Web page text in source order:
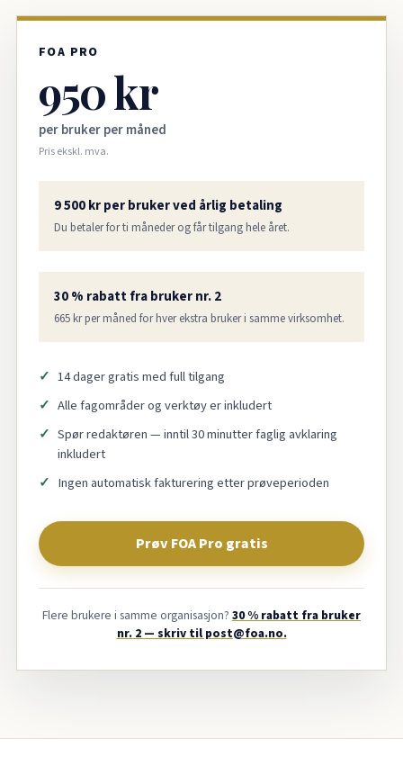
FOA PRO
950 kr
per bruker per måned
Pris ekskl. mva.
9 500 kr per bruker ved årlig betaling
Du betaler for ti måneder og får tilgang hele året.
30 % rabatt fra bruker nr. 2
665 kr per måned for hver ekstra bruker i samme virksomhet.
14 dager gratis med full tilgang
Alle fagområder og verktøy er inkludert
Spør redaktøren — inntil 30 minutter faglig avklaring
inkludert
Ingen automatisk fakturering etter prøveperioden
Prøv FOA Pro gratis
Flere brukere i samme organisasjon? 30 % rabatt fra bruker
nr. 2 — skriv til post@foa.no.